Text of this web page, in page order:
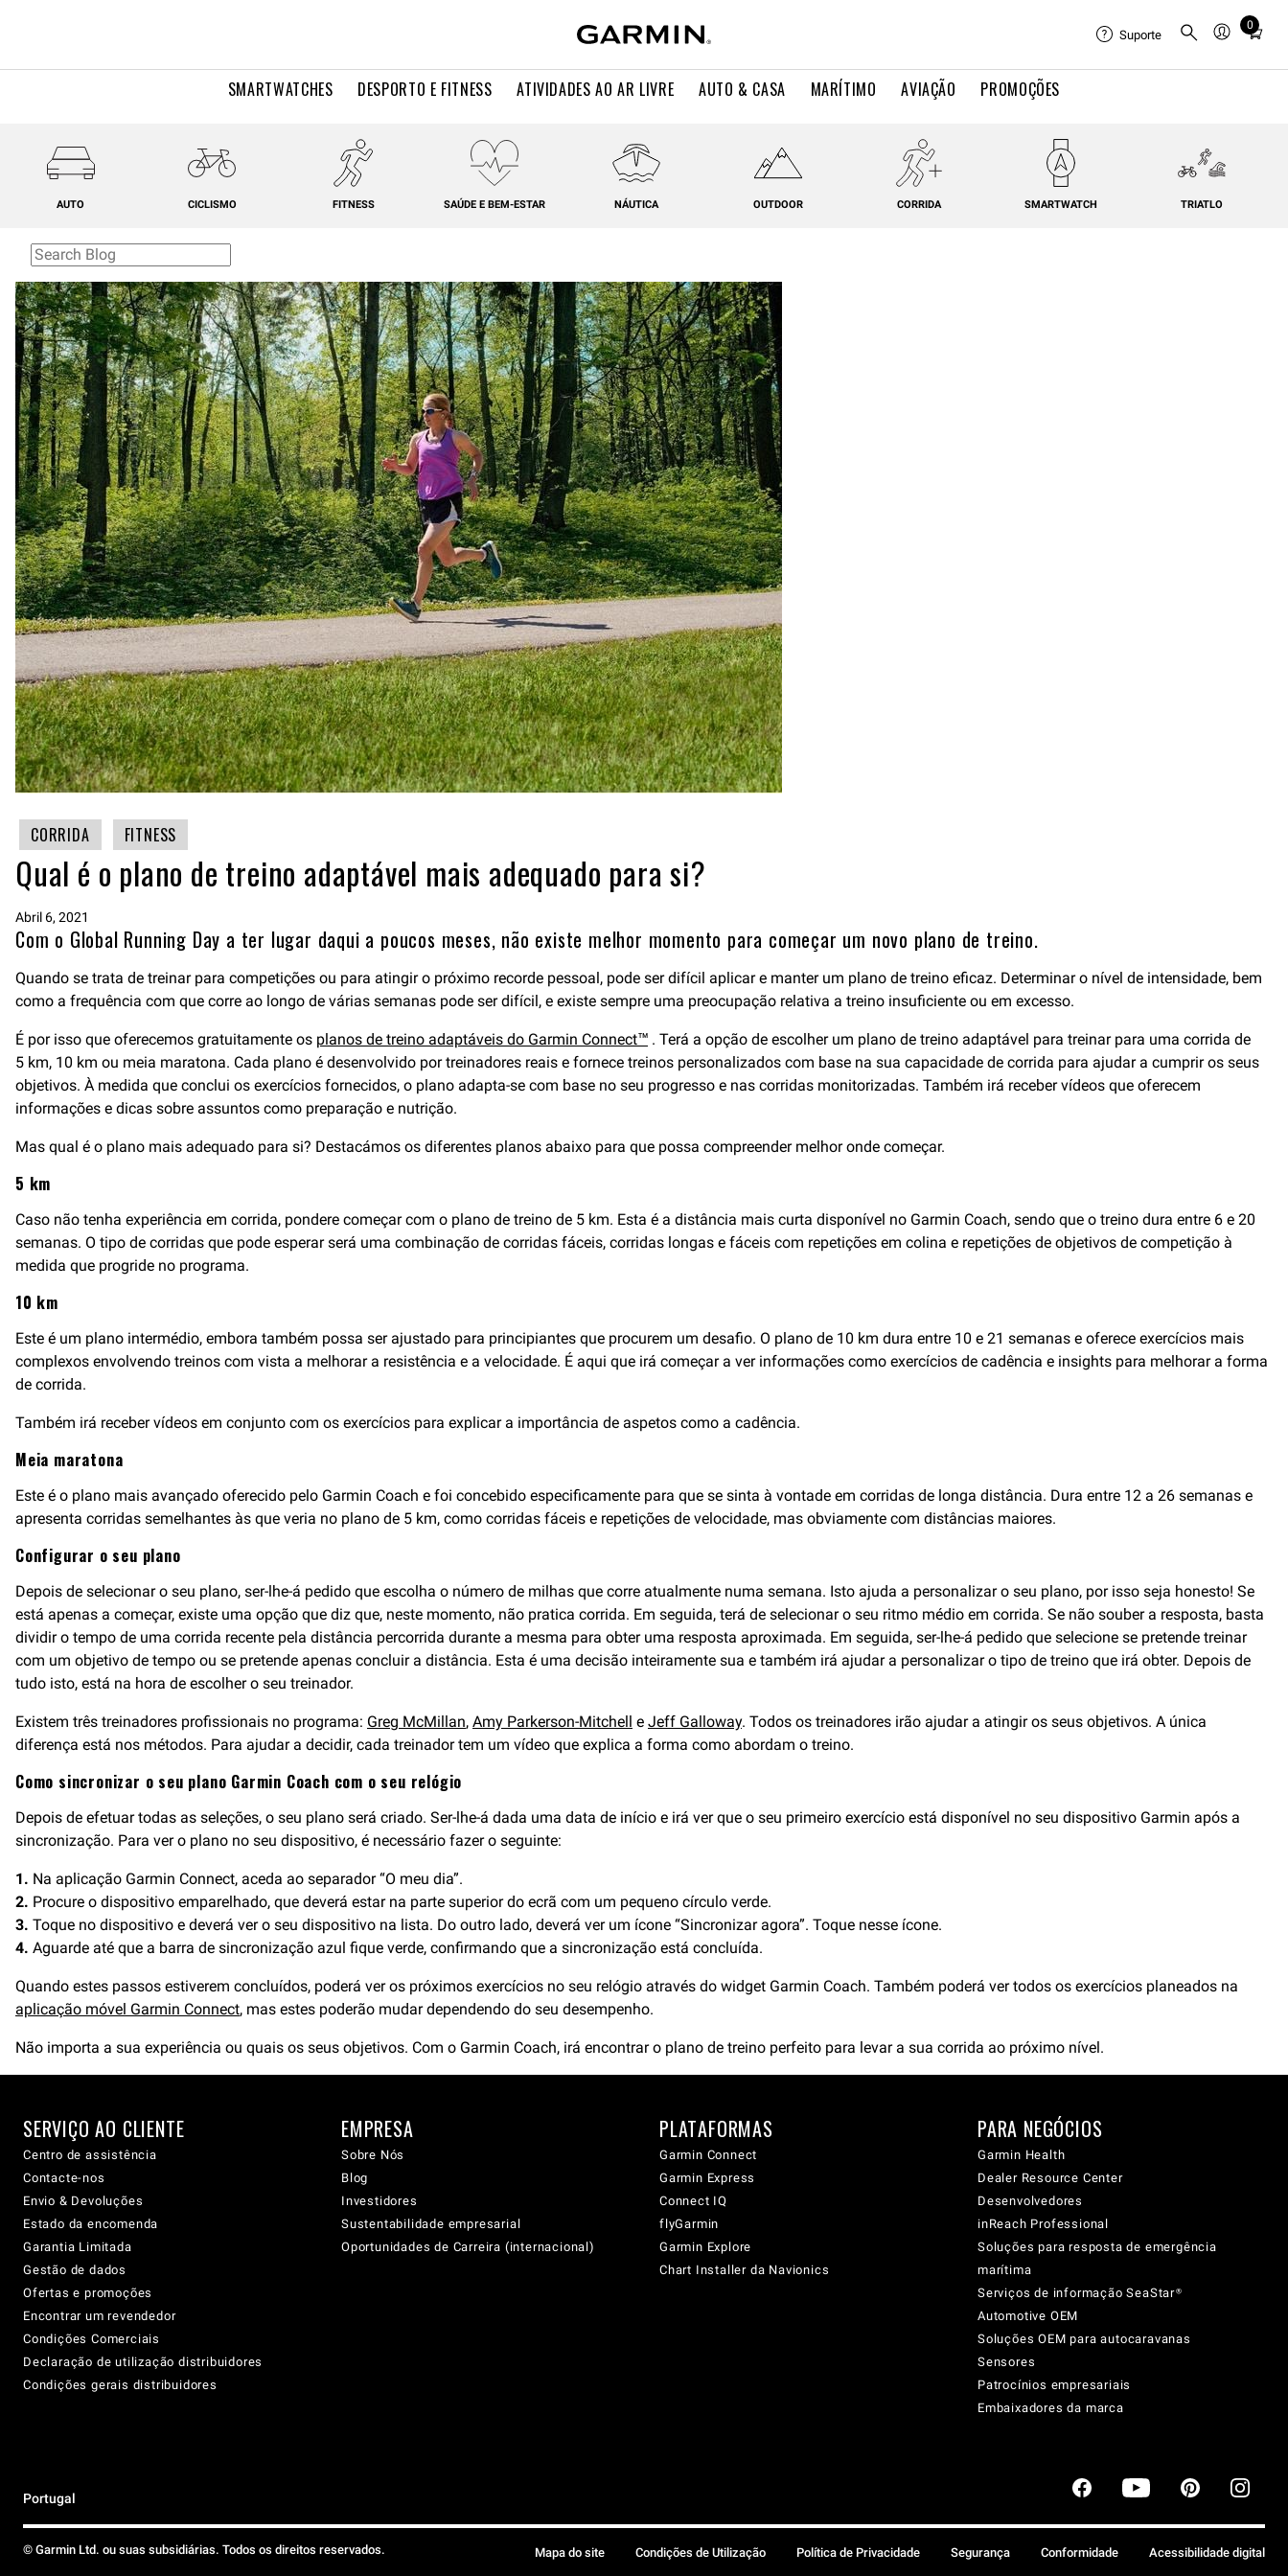
SMARTWATCHES DESPORTO E FITNESS ATIVIDADES AO AR LIVRE AUTO & CASA MARÍTIMO AVIAÇÃO PROMOÇÕES
Suporte
0
Total
in
AUTO CICLISMO FITNESS SAÚDE E BEM-ESTAR NÁUTICA OUTDOOR CORRIDA SMARTWATCH TRIATLO
CORRIDA FITNESS
Qual é o plano de treino adaptável mais adequado para si?
Abril 6, 2021
Com o Global Running Day a ter lugar daqui a poucos meses, não existe melhor momento para começar um novo plano de treino.
Quando se trata de treinar para competições ou para atingir o próximo recorde pessoal, pode ser difícil aplicar e manter um plano de treino eficaz. Determinar o nível de intensidade, bem
como a frequência com que corre ao longo de várias semanas pode ser difícil, e existe sempre uma preocupação relativa a treino insuficiente ou em excesso.
É por isso que oferecemos gratuitamente os planos de treino adaptáveis do Garmin Connect™ . Terá a opção de escolher um plano de treino adaptável para treinar para uma corrida de
5 km, 10 km ou meia maratona. Cada plano é desenvolvido por treinadores reais e fornece treinos personalizados com base na sua capacidade de corrida para ajudar a cumprir os seus
objetivos. À medida que conclui os exercícios fornecidos, o plano adapta-se com base no seu progresso e nas corridas monitorizadas. Também irá receber vídeos que oferecem
informações e dicas sobre assuntos como preparação e nutrição.
Mas qual é o plano mais adequado para si? Destacámos os diferentes planos abaixo para que possa compreender melhor onde começar.
5 km
Caso não tenha experiência em corrida, pondere começar com o plano de treino de 5 km. Esta é a distância mais curta disponível no Garmin Coach, sendo que o treino dura entre 6 e 20
semanas. O tipo de corridas que pode esperar será uma combinação de corridas fáceis, corridas longas e fáceis com repetições em colina e repetições de objetivos de competição à
medida que progride no programa.
10 km
Este é um plano intermédio, embora também possa ser ajustado para principiantes que procurem um desafio. O plano de 10 km dura entre 10 e 21 semanas e oferece exercícios mais
complexos envolvendo treinos com vista a melhorar a resistência e a velocidade. É aqui que irá começar a ver informações como exercícios de cadência e insights para melhorar a forma
de corrida.
Também irá receber vídeos em conjunto com os exercícios para explicar a importância de aspetos como a cadência.
Meia maratona
Este é o plano mais avançado oferecido pelo Garmin Coach e foi concebido especificamente para que se sinta à vontade em corridas de longa distância. Dura entre 12 a 26 semanas e
apresenta corridas semelhantes às que veria no plano de 5 km, como corridas fáceis e repetições de velocidade, mas obviamente com distâncias maiores.
Configurar o seu plano
Depois de selecionar o seu plano, ser-lhe-á pedido que escolha o número de milhas que corre atualmente numa semana. Isto ajuda a personalizar o seu plano, por isso seja honesto! Se
está apenas a começar, existe uma opção que diz que, neste momento, não pratica corrida. Em seguida, terá de selecionar o seu ritmo médio em corrida. Se não souber a resposta, basta
dividir o tempo de uma corrida recente pela distância percorrida durante a mesma para obter uma resposta aproximada. Em seguida, ser-lhe-á pedido que selecione se pretende treinar
com um objetivo de tempo ou se pretende apenas concluir a distância. Esta é uma decisão inteiramente sua e também irá ajudar a personalizar o tipo de treino que irá obter. Depois de
tudo isto, está na hora de escolher o seu treinador.
Existem três treinadores profissionais no programa: Greg McMillan, Amy Parkerson-Mitchell e Jeff Galloway. Todos os treinadores irão ajudar a atingir os seus objetivos. A única
diferença está nos métodos. Para ajudar a decidir, cada treinador tem um vídeo que explica a forma como abordam o treino.
Como sincronizar o seu plano Garmin Coach com o seu relógio
Depois de efetuar todas as seleções, o seu plano será criado. Ser-lhe-á dada uma data de início e irá ver que o seu primeiro exercício está disponível no seu dispositivo Garmin após a
sincronização. Para ver o plano no seu dispositivo, é necessário fazer o seguinte:
1. Na aplicação Garmin Connect, aceda ao separador “O meu dia”.
2. Procure o dispositivo emparelhado, que deverá estar na parte superior do ecrã com um pequeno círculo verde.
3. Toque no dispositivo e deverá ver o seu dispositivo na lista. Do outro lado, deverá ver um ícone “Sincronizar agora”. Toque nesse ícone.
4. Aguarde até que a barra de sincronização azul fique verde, confirmando que a sincronização está concluída.
Quando estes passos estiverem concluídos, poderá ver os próximos exercícios no seu relógio através do widget Garmin Coach. Também poderá ver todos os exercícios planeados na
aplicação móvel Garmin Connect, mas estes poderão mudar dependendo do seu desempenho.
Não importa a sua experiência ou quais os seus objetivos. Com o Garmin Coach, irá encontrar o plano de treino perfeito para levar a sua corrida ao próximo nível.
SERVIÇO AO CLIENTE
Centro de assistência
Contacte-nos
Envio & Devoluções
Estado da encomenda
Garantia Limitada
Gestão de dados
Ofertas e promoções
Encontrar um revendedor
Condições Comerciais
Declaração de utilização distribuidores
Condições gerais distribuidores
EMPRESA
Sobre Nós
Blog
Investidores
Sustentabilidade empresarial
Oportunidades de Carreira (internacional)
PLATAFORMAS
Garmin Connect
Garmin Express
Connect IQ
flyGarmin
Garmin Explore
Chart Installer da Navionics
PARA NEGÓCIOS
Garmin Health
Dealer Resource Center
Desenvolvedores
inReach Professional
Soluções para resposta de emergência
marítima
Serviços de informação SeaStar®
Automotive OEM
Soluções OEM para autocaravanas
Sensores
Patrocínios empresariais
Embaixadores da marca
Portugal
© Garmin Ltd. ou suas subsidiárias. Todos os direitos reservados. Mapa do site Condições de Utilização Política de Privacidade Segurança Conformidade Acessibilidade digital